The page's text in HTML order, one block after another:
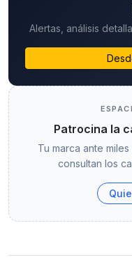
Alertas, análisis
Patrocina la
Tu marca ante
consultan los